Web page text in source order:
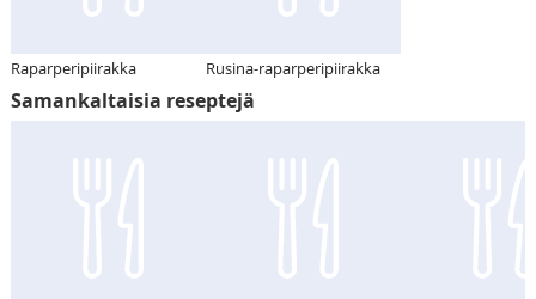
Raparperipiirakka Rusina-raparperipiirakka
Samankaltaisia reseptejä